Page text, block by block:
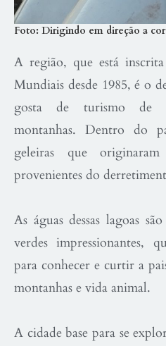
Foto: Dirigindo em direção a
A região, que está
Mundiais desde 1985, é o
gosta de turismo de
montanhas. Dentro do
geleiras que
provenientes do
As águas dessas lagoas
verdes impressionantes,
para conhecer e curtir a
montanhas e vida animal.
A cidade base para se